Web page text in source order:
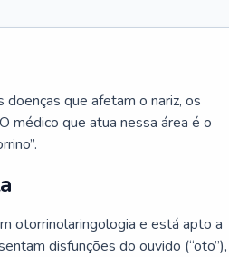
que afetam o nariz, os
médico que atua nessa área é o
otorrinolaringologia e está apto a
disfunções do ouvido (“oto”),